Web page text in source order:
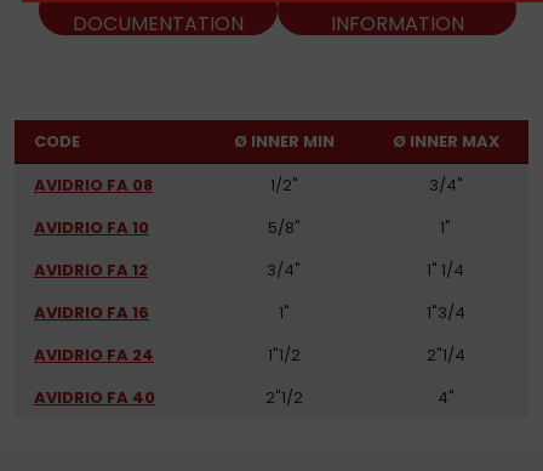
DOCUMENTATION
INFORMATION
CODE Ø INNER MIN
Ø INNER MAX
AVIDRIO FA 08
1/2"
3/4"
AVIDRIO FA 10
5/8"
1"
AVIDRIO FA 12
3/4"
1" 1/4
AVIDRIO FA 16
1"
1"3/4
AVIDRIO FA 24
1"1/2
2"1/4
AVIDRIO FA 40
2"1/2 4"